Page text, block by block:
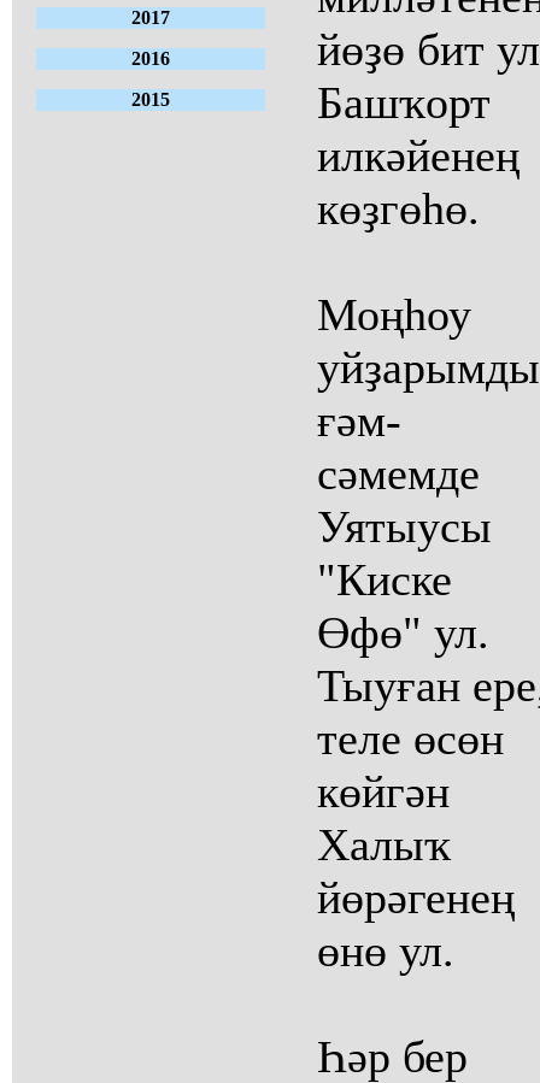
2017
2016
2015
йөҙө бит
Башҡорт
илкәйенең
көҙгөһө.
Моңһоу
ғәм-
сәмемде
Уятыусы
"Киске
Өфө" ул.
Тыуған
теле өсөн
көйгән
Халыҡ
йөрәгенең
өнө ул.
Һәр бер